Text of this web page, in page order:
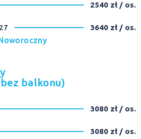
2540 zł / os.
3640 zł / os.
balkonu)
3080 zł / os.
3080 zł / os.